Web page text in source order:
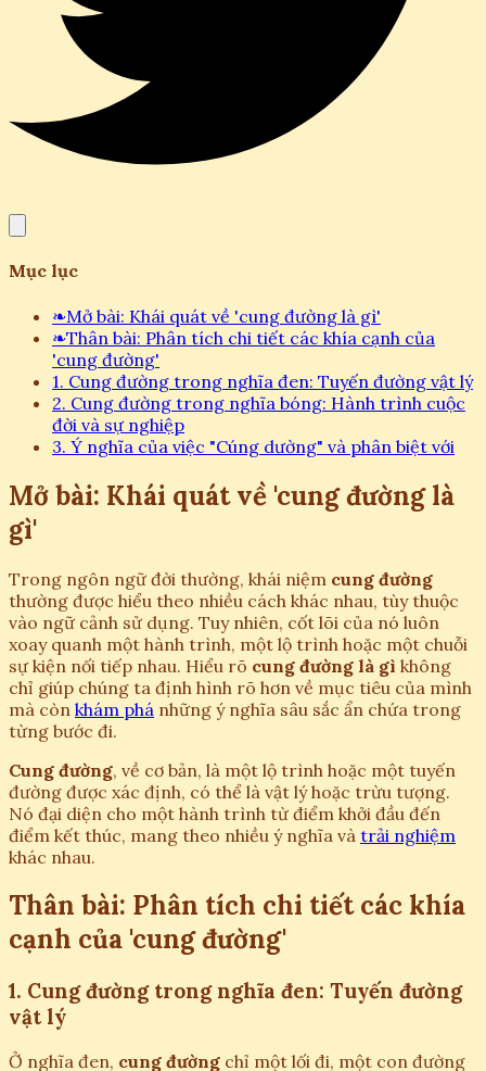
Mục lục
❧Mở bài: Khái quát về 'cung đường là gì'
❧Thân bài: Phân tích chi tiết các khía cạnh của
'cung đường'
1. Cung đường trong nghĩa đen: Tuyến đường vật lý
2. Cung đường trong nghĩa bóng: Hành trình cuộc
đời và sự nghiệp
3. Ý nghĩa của việc "Cúng dường" và phân biệt với
Mở bài: Khái quát về 'cung đường là
gì'
Trong ngôn ngữ đời thường, khái niệm cung đường
thường được hiểu theo nhiều cách khác nhau, tùy thuộc
vào ngữ cảnh sử dụng. Tuy nhiên, cốt lõi của nó luôn
xoay quanh một hành trình, một lộ trình hoặc một chuỗi
sự kiện nối tiếp nhau. Hiểu rõ cung đường là gì không
chỉ giúp chúng ta định hình rõ hơn về mục tiêu của mình
mà còn khám phá những ý nghĩa sâu sắc ẩn chứa trong
từng bước đi.
Cung đường, về cơ bản, là một lộ trình hoặc một tuyến
đường được xác định, có thể là vật lý hoặc trừu tượng.
Nó đại diện cho một hành trình từ điểm khởi đầu đến
điểm kết thúc, mang theo nhiều ý nghĩa và trải nghiệm
khác nhau.
Thân bài: Phân tích chi tiết các khía
cạnh của 'cung đường'
1. Cung đường trong nghĩa đen: Tuyến đường
vật lý
Ở nghĩa đen, cung đường chỉ một lối đi, một con đường